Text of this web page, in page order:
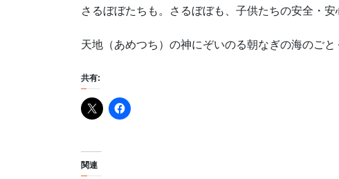
さるぼぼたちも。さるぼぼも、子供たちの安全・安
天地（あめつち）の神にぞいのる朝なぎの海のごと
共有:
関連